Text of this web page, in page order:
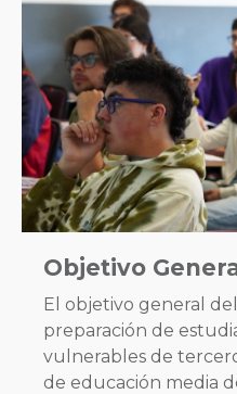
Objetivo
El objetivo general
preparación de
vulnerables de
de educación media